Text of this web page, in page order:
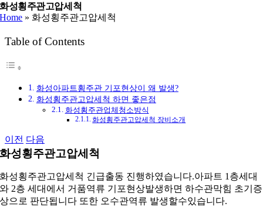
버
블
그
화성횡주관고압세척
Home » 화성횡주관고압세척
Table of Contents
화성아파트횡주관 기포현상이 왜 발생?
화성횡주관고압세척 하면 좋은점
화성횡주관업체청소방식
화성횡주관고압세척 장비소개
이전 다음
화성횡주관고압세척
화성횡주관고압세척 긴급출동 진행하였습니다.아파트 1층세대
와 2층 세대에서 거품역류 기포현상발생하면 하수관막힘 초기증
상으로 판단됩니다 또한 오수관역류 발생할수있습니다.